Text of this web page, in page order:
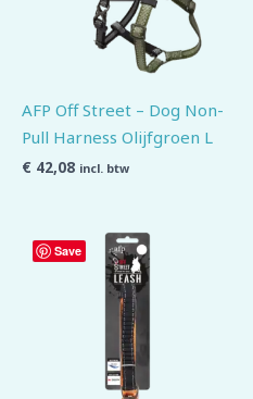
AFP Off Street – Dog Non-
Pull Harness Olijfgroen L
€ 42,08 incl. btw
Save